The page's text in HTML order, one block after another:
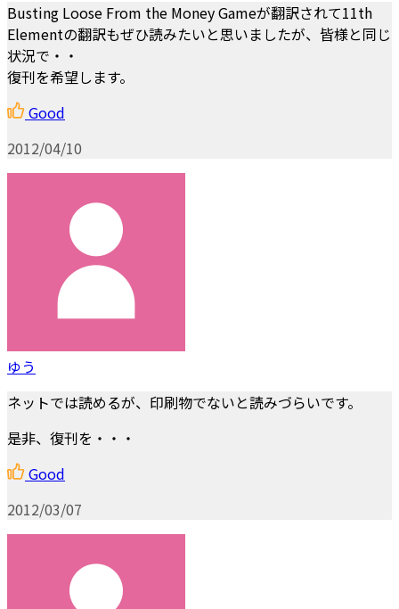
Busting Loose From the Money Gameが翻訳されて11th
Elementの翻訳もぜひ読みたいと思いましたが、皆様と同じ
状況で・・
復刊を希望します。
Good
2012/04/10
ゆう
ネットでは読めるが、印刷物でないと読みづらいです。
是非、復刊を・・・
Good
2012/03/07